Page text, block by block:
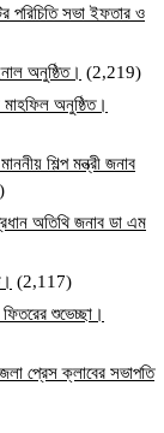
পরিচিতি সভা ইফতার ও
অনুষ্ঠিত। (2,219)
অনুষ্ঠিত।
শিল্প মন্ত্রী জনাব
অতিথি জনাব ডা এম
(2,117)
শুভেচ্ছা।
প্রেস ক্লাবের সভাপতি